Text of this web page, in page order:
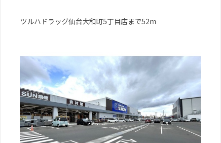
ツルハドラッグ仙台大和町5丁目店まで52m